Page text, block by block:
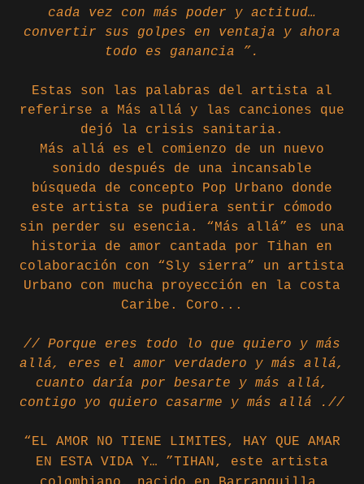
cada vez con más poder y actitud…
convertir sus golpes en ventaja y ahora
todo es ganancia ”.
Estas son las palabras del artista al
referirse a Más allá y las canciones que
dejó la crisis sanitaria.
Más allá es el comienzo de un nuevo
sonido después de una incansable
búsqueda de concepto Pop Urbano donde
este artista se pudiera sentir cómodo
sin perder su esencia. “Más allá” es una
historia de amor cantada por Tihan en
colaboración con “Sly sierra” un artista
Urbano con mucha proyección en la costa
Caribe. Coro...
// Porque eres todo lo que quiero y más
allá, eres el amor verdadero y más allá,
cuanto daría por besarte y más allá,
contigo yo quiero casarme y más allá .//
“EL AMOR NO TIENE LIMITES, HAY QUE AMAR
EN ESTA VIDA Y… ”TIHAN, este artista